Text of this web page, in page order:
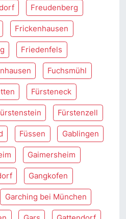
Freudenberg
Frickenhausen
Friedenfels
Fuchsmühl
Fürsteneck
Fürstenzell
Füssen Gablingen
Gaimersheim
Gangkofen
Garching bei München